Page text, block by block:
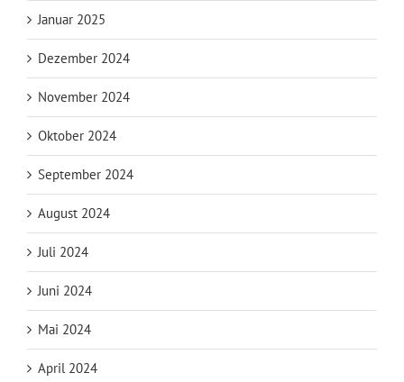
Januar 2025
Dezember 2024
November 2024
Oktober 2024
September 2024
August 2024
Juli 2024
Juni 2024
Mai 2024
April 2024